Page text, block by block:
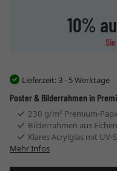
10%
Lieferzeit: 3 - 5 Werktage
Poster & Bilderrahmen in
230 g/m² Premium-
Bilderrahmen aus
Klares Acrylglas mit UV-
Mehr Infos